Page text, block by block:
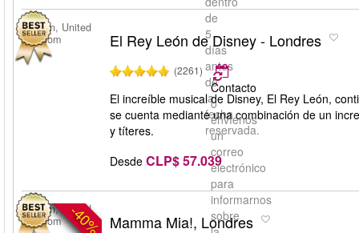
de
5
días
antes
de
la
fecha
reservada.
London, United
Kingdom
El Rey León de Disney - Londres
(2261)
Contacto
o
envíenos
un
correo
electrónico
para
informarnos
sobre
El increíble musical de Disney, El Rey León,
se cuenta mediante una combinación de un
y títeres.
Desde CLP$ 57.039
-40%
London, United
Kingdom
Mamma Mia!, Londres